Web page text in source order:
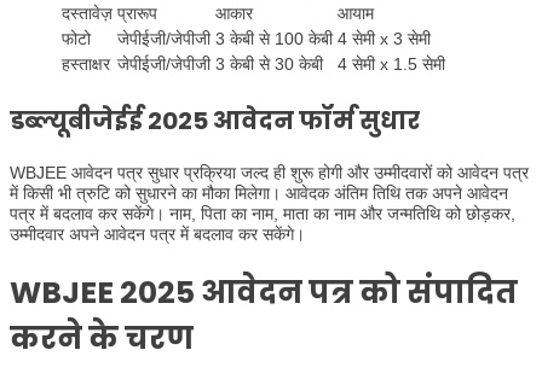
दस्तावेज़ प्रारूप आकार
आयाम
फोटो
जेपीईजी/जेपीजी 3 केबी से 100 केबी 4 सेमी x 3 सेमी
हस्ताक्षर जेपीईजी/जेपीजी 3 केबी से 30 केबी 4 सेमी x 1.5 सेमी
डब्ल्यूबीजेईई2025 आवेदन फॉर्म सुधार
WBJEE आवेदन पत्र सुधार प्रक्रिया जल्द ही शुरू होगी और उम्मीदवारों को आवेदन पत्र
में किसी भी त्रुटि को सुधारने का मौका मिलेगा। आवेदक अंतिम तिथि तक अपने आवेदन
पत्र में बदलाव कर सकेंगे। नाम, पिता का नाम, माता का नाम और जन्मतिथि को छोड़कर,
उम्मीदवार अपने आवेदन पत्र में बदलाव कर सकेंगे।
WBJEE 2025 आवेदन पत्र को संपादित
करने के चरण